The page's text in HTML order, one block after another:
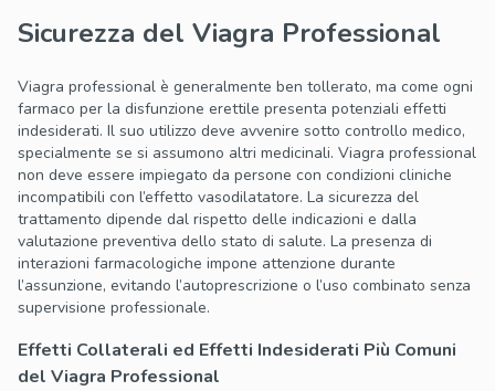
Sicurezza del Viagra Professional
Viagra professional è generalmente ben tollerato, ma come ogni
farmaco per la disfunzione erettile presenta potenziali effetti
indesiderati. Il suo utilizzo deve avvenire sotto controllo medico,
specialmente se si assumono altri medicinali. Viagra professional
non deve essere impiegato da persone con condizioni cliniche
incompatibili con l’effetto vasodilatatore. La sicurezza del
trattamento dipende dal rispetto delle indicazioni e dalla
valutazione preventiva dello stato di salute. La presenza di
interazioni farmacologiche impone attenzione durante
l’assunzione, evitando l’autoprescrizione o l’uso combinato senza
supervisione professionale.
Effetti Collaterali ed Effetti Indesiderati Più Comuni
del Viagra Professional